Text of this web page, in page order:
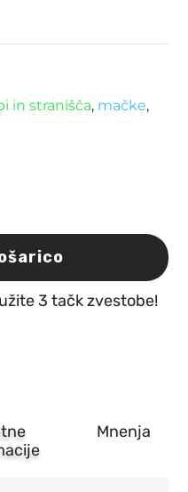
in stranišča, mačke,
3 tačk zvestobe!
Mnenja